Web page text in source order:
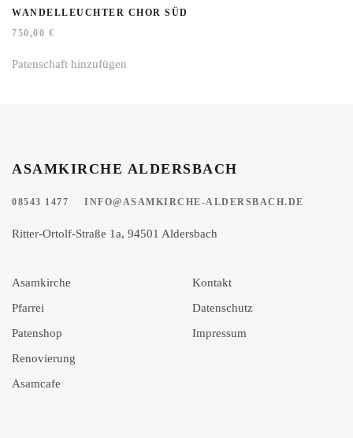
WANDELLEUCHTER CHOR SÜD
750,00 €
Patenschaft hinzufügen
ASAMKIRCHE ALDERSBACH
08543 1477 INFO@ASAMKIRCHE-ALDERSBACH.DE
Ritter-Ortolf-Straße 1a, 94501 Aldersbach
Asamkirche
Pfarrei
Patenshop
Renovierung
Asamcafe
Kontakt
Datenschutz
Impressum